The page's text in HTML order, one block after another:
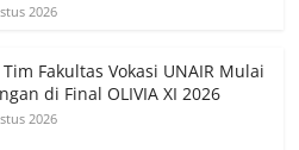
2026
Fakultas Vokasi UNAIR Mulai
di Final OLIVIA XI 2026
2026